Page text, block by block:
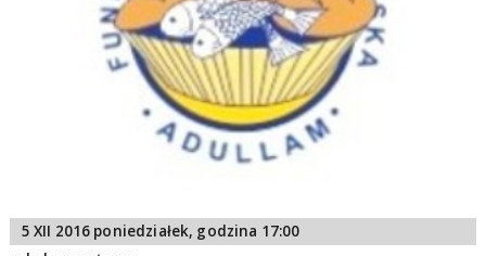
5 XII 2016 poniedziałek, godzina 17:00